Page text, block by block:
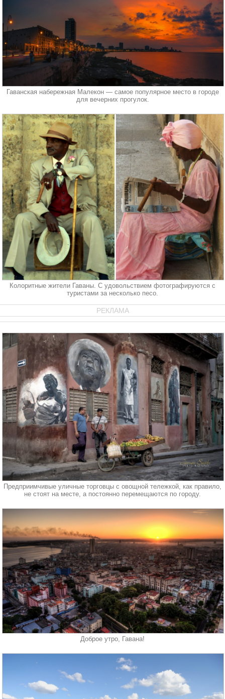
Гаванская набережная Малекон — самое популярное место в городе
для вечерних прогулок.
Колоритные жители Гаваны. С удовольствием фотографируются с
туристами за несколько песо.
РЕКЛАМА
Предприимчивые уличные торговцы с овощной тележкой, как правило,
не стоят на месте, а постоянно перемещаются по городу.
Доброе утро, Гавана!